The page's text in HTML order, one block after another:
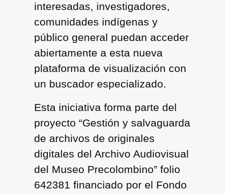
interesadas, investigadores,
comunidades indígenas y
público general puedan acceder
abiertamente a esta nueva
plataforma de visualización con
un buscador especializado.
Esta iniciativa forma parte del
proyecto “Gestión y salvaguarda
de archivos de originales
digitales del Archivo Audiovisual
del Museo Precolombino” folio
642381 financiado por el Fondo